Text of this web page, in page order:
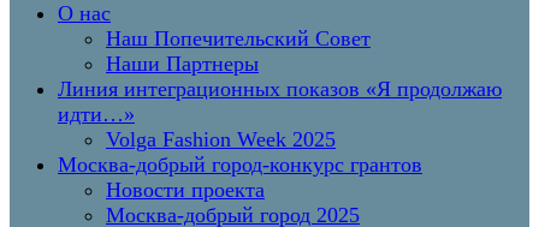
О нас
Наш Попечительский Совет
Наши Партнеры
Линия интеграционных показов «Я продолжаю
идти…»
Volga Fashion Week 2025
Москва-добрый город-конкурс грантов
Новости проекта
Москва-добрый город 2025